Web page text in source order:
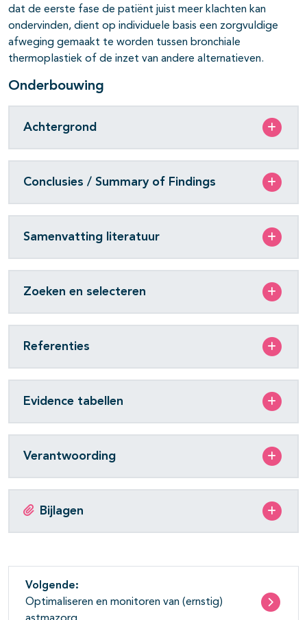
dat de eerste fase de patiënt juist meer klachten kan
ondervinden, dient op individuele basis een zorgvuldige
afweging gemaakt te worden tussen bronchiale
thermoplastiek of de inzet van andere alternatieven.
Onderbouwing
Achtergrond
Conclusies / Summary of Findings
Samenvatting literatuur
Zoeken en selecteren
Referenties
Evidence tabellen
Verantwoording
Bijlagen
Volgende:
Optimaliseren en monitoren van (ernstig)